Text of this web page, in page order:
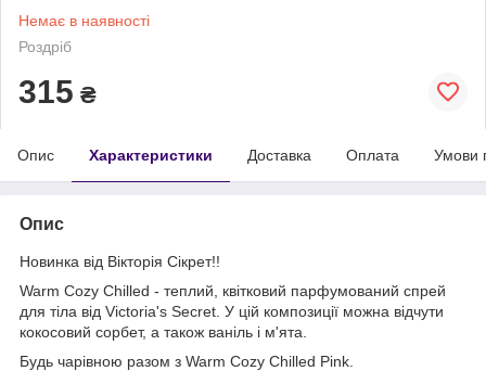
Немає в наявності
Роздріб
315 ₴
Опис Характеристики Доставка Оплата Умови
Опис
Новинка від Вікторія Сікрет!!
Warm Cozy Chilled - теплий, квітковий парфумований спрей
для тіла від Victoria's Secret. У цій композиції можна відчути
кокосовий сорбет, а також ваніль і м'ята.
Будь чарівною разом з Warm Cozy Chilled Pink.